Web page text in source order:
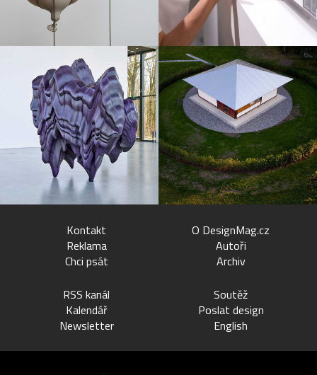
Kontakt
Reklama
Chci psát
O DesignMag.cz
Autoři
Archiv
RSS kanál
Kalendář
Newsletter
Soutěž
Poslat design
English